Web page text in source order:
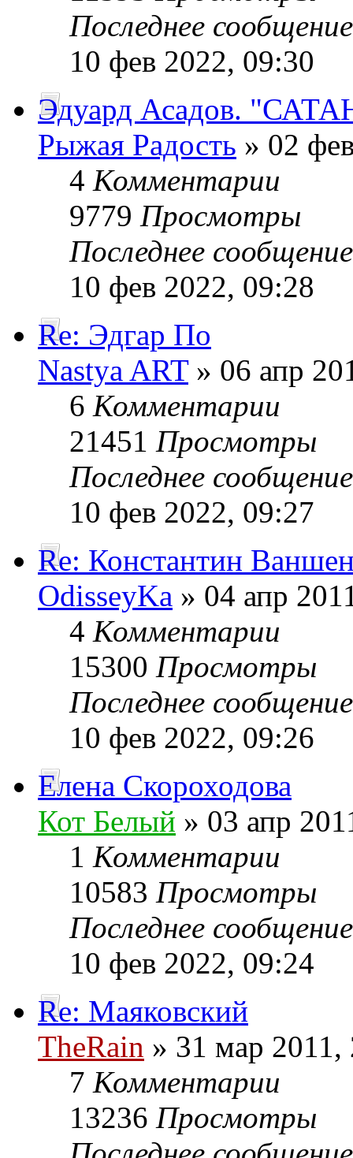
Последнее
10 фев 2022, 09:30
Эдуард Асадов.
Рыжая Радость » 02
4 Комментарии
9779 Просмотры
Последнее
10 фев 2022, 09:28
Re: Эдгар По
Nastya ART» 06 апр
6 Комментарии
21451 Просмотры
Последнее
10 фев 2022, 09:27
Re: Константин
OdisseyKa » 04 апр
4 Комментарии
15300 Просмотры
Последнее
10 фев 2022, 09:26
Елена Скороходова
Кот Белый » 03 апр
1 Комментарии
10583 Просмотры
Последнее
10 фев 2022, 09:24
Re: Маяковский
TheRain » 31 мар 2011,
7 Комментарии
13236 Просмотры